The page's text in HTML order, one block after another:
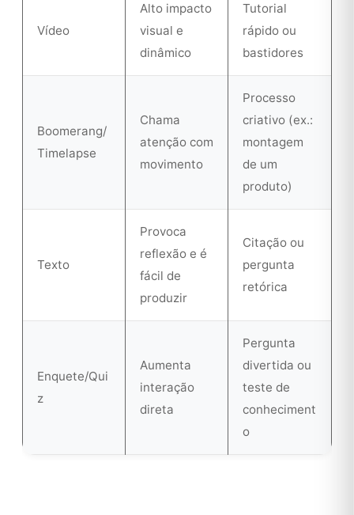
Vídeo
Alto impacto
visual e
dinâmico
Tutorial
rápido ou
bastidores
Boomerang/
Timelapse
Chama
atenção com
movimento
Processo
criativo (ex.:
montagem
de um
produto)
Texto
Provoca
reflexão e é
fácil de
produzir
Citação ou
pergunta
retórica
Enquete/Qui
z
Aumenta
interação
direta
Pergunta
divertida ou
teste de
conheciment
o